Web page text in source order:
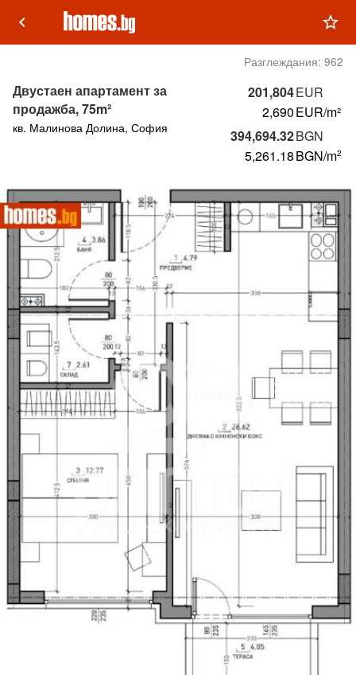
keyboard_arrow_left star_outline
Разглеждания: 962
201,804EUR
2,690EUR/m²
394,694.32BGN
5,261.18BGN/m2
Двустаен апартамент за
продажба, 75m²
кв. Малинова Долина, София